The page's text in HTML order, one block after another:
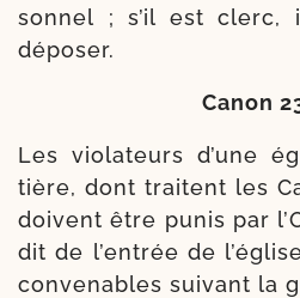
son­nel ; s’il est
déposer.
Canon
Les vio­la­teurs d’une
tière, dont traitent les
doivent être punis par
dit de l’entrée de
conve­nables sui­vant la